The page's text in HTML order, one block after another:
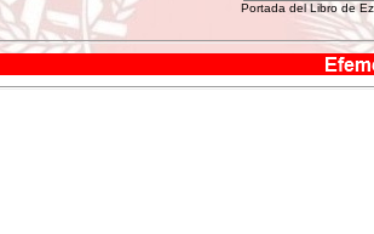
Portada del Libro de